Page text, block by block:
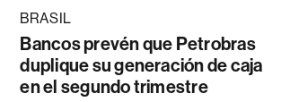
BRASIL
Bancos prevén que Petrobras
duplique su generación de caja
en el segundo trimestre